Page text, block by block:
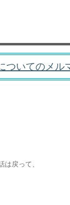
ついてのメル
は戻って、